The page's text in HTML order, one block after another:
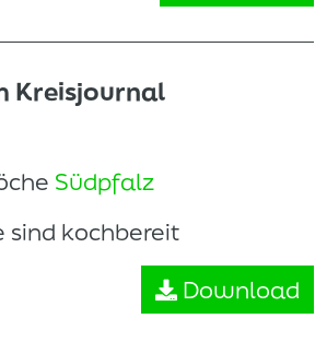
Kreisjournal
Südpfalz
sind kochbereit
Download